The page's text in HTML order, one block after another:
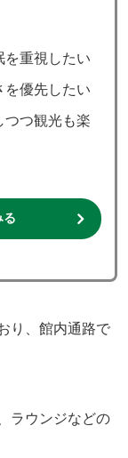
を重視したい
を優先したい
つつ観光も楽
る
り、館内通路で
ラウンジなどの